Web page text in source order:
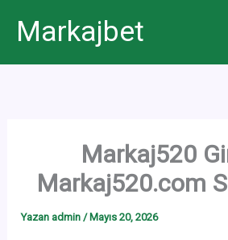
Markajbet
Markaj520
Markaj520.com
Yazan admin /Mayıs 20, 2026